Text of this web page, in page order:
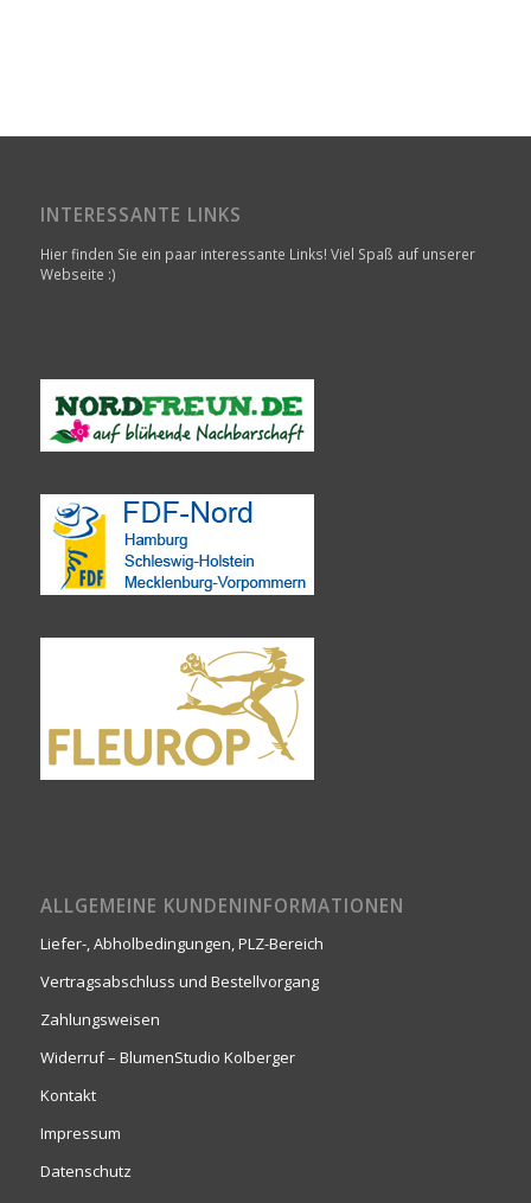
INTERESSANTE LINKS
Hier finden Sie ein paar interessante Links! Viel Spaß auf unserer
Webseite :)
ALLGEMEINE KUNDENINFORMATIONEN
Liefer-, Abholbedingungen, PLZ-Bereich
Vertragsabschluss und Bestellvorgang
Zahlungsweisen
Widerruf – BlumenStudio Kolberger
Kontakt
Impressum
Datenschutz